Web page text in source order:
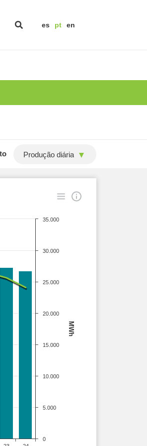
es pt en
Produção diária
MWh
0
5.000
10.000
15.000
20.000
25.000
30.000
35.000